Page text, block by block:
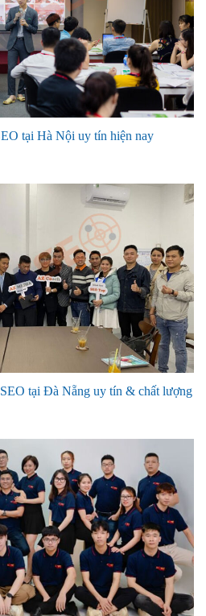
tại Hà Nội uy tín hiện nay
tại Đà Nẵng uy tín & chất lượng